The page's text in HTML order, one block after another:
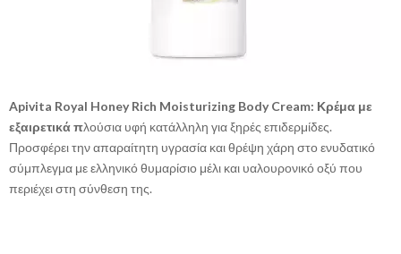
Apivita Royal Honey Rich Moisturizing Body Cream: Κρέμα με
εξαιρετικά πλούσια υφή κατάλληλη για ξηρές επιδερμίδες.
Προσφέρει την απαραίτητη υγρασία και θρέψη χάρη στο ενυδατικό
σύμπλεγμα με ελληνικό θυμαρίσιο μέλι και υαλουρονικό οξύ που
περιέχει στη σύνθεση της.